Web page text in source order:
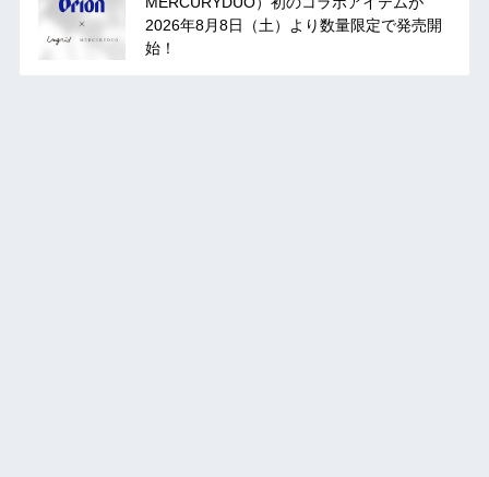
2026年8月8日（土）より数量限定で発売開
始！